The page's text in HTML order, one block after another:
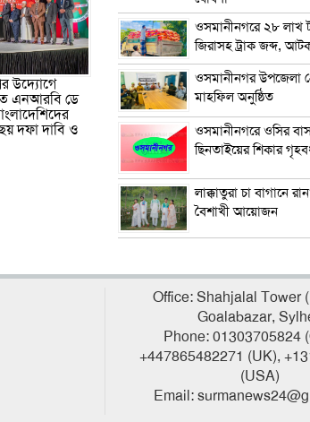
উদ্যোগে
এনআরবি ডে
দফা দাবি ও
ওসমানীনগরে ২৮ লাখ
জিরাসহ ট্রাক জব্দ,
ওসমানীনগর উপজেলা
মাহফিল অনুষ্ঠিত
ওসমানীনগরে ওসির
ছিনতাইয়ের শিকার
লাক্কাতুরা চা বাগানে
বৈশাখী আয়োজন
Office: Shahjalal Tower
Goalabazar,
Phone: 01303705824
+447865482271 (UK),
(USA)
Email: